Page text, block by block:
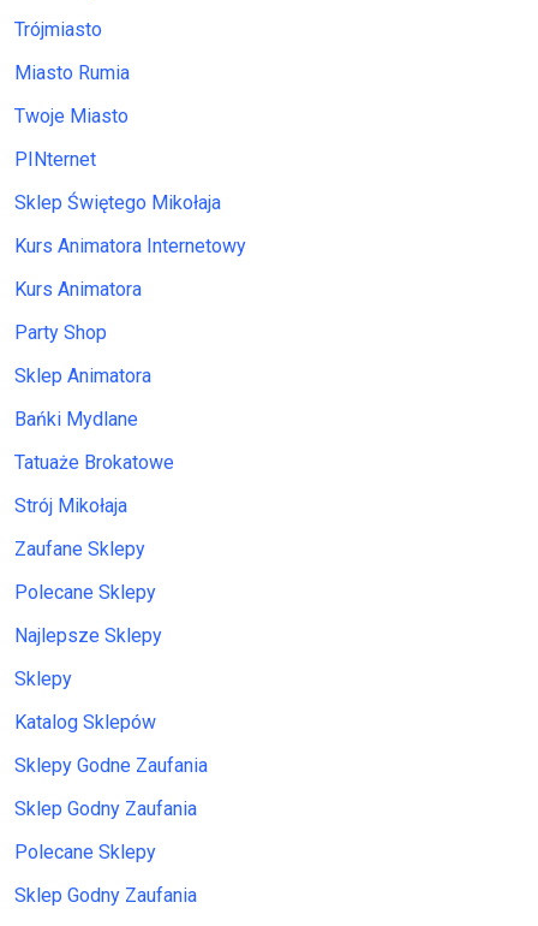
Trójmiasto
Miasto Rumia
Twoje Miasto
PINternet
Sklep Świętego Mikołaja
Kurs Animatora Internetowy
Kurs Animatora
Party Shop
Sklep Animatora
Bańki Mydlane
Tatuaże Brokatowe
Strój Mikołaja
Zaufane Sklepy
Polecane Sklepy
Najlepsze Sklepy
Sklepy
Katalog Sklepów
Sklepy Godne Zaufania
Sklep Godny Zaufania
Polecane Sklepy
Sklep Godny Zaufania